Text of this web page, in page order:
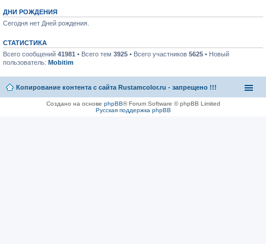
ДНИ РОЖДЕНИЯ
Сегодня нет Дней рождения.
СТАТИСТИКА
Всего сообщений 41981 • Всего тем 3925 • Всего участников 5625 • Новый
пользователь: Mobitim
Копирование контента с сайта Rustamcolor.ru - запрещено !!!
Создано на основе phpBB® Forum Software © phpBB Limited
Русская поддержка phpBB